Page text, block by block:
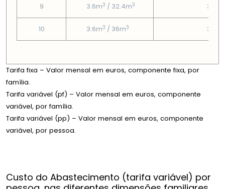
9 3.6m3 / 32.4m3 3.37€
10 3.6m3 / 36m3 3.37€
Tarifa fixa – Valor mensal em euros, componente fixa, por
família.
Tarifa variável (pf) – Valor mensal em euros, componente
variável, por família.
Tarifa variável (pp) – Valor mensal em euros, componente
variável, por pessoa.
Custo do Abastecimento (tarifa variável) por